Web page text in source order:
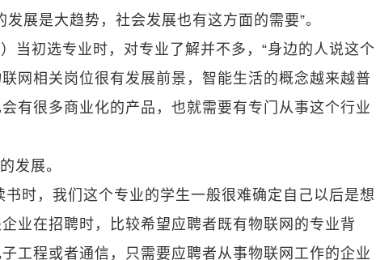
展是大趋势，社会发展也有这方面的需要”。
当初选专业时，对专业了解并不多，“身边的人说这个
网相关岗位很有发展前景，智能生活的概念越来越普
有很多商业化的产品，也就需要有专门从事这个行业
发展。
时，我们这个专业的学生一般很难确定自己以后是想
业在招聘时，比较希望应聘者既有物联网的专业背
工程或者通信，只需要应聘者从事物联网工作的企业